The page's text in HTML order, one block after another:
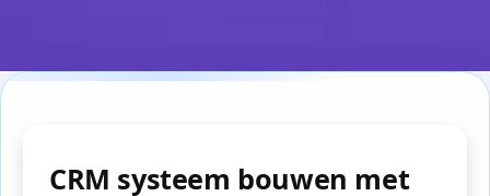
CRM systeem bouwen met